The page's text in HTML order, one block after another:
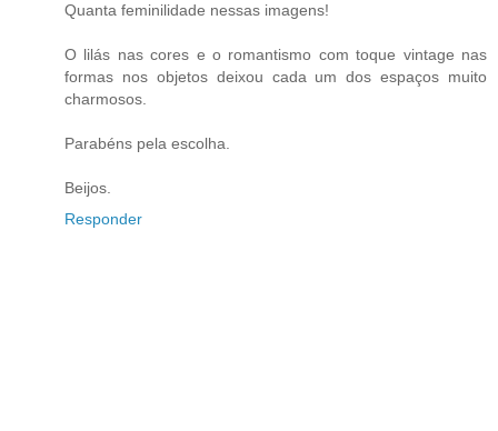
Quanta feminilidade nessas imagens!
O lilás nas cores e o romantismo com toque vintage nas
formas nos objetos deixou cada um dos espaços muito
charmosos.
Parabéns pela escolha.
Beijos.
Responder